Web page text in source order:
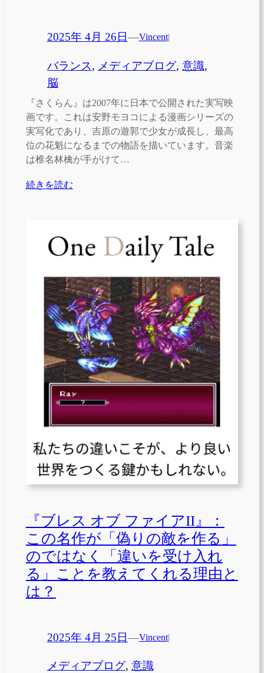
2025年 4月 26日—Vincent|
バランス, メディアブログ, 意識
脳
『さくらん』は2007年に日本で公開された実写映
画です。これは安野モヨコによる漫画シリーズの
実写化であり、吉原の遊郭で少女が成長し、最高
位の花魁になるまでの物語を描いています。音楽
は椎名林檎が手がけて…
続きを読む
『ブレス オブ ファイアII』：
この名作が「偽りの敵を作る」
のではなく「違いを受け入れ
る」ことを教えてくれる理由と
は？
2025年 4月 25日—Vincent|
メディアブログ, 意識